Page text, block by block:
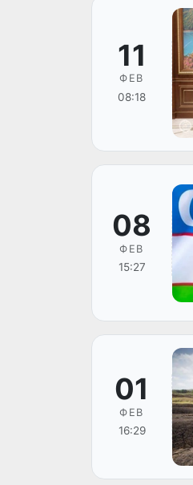
11
ФЕВ
08:18
08
ФЕВ
15:27
01
ФЕВ
16:29